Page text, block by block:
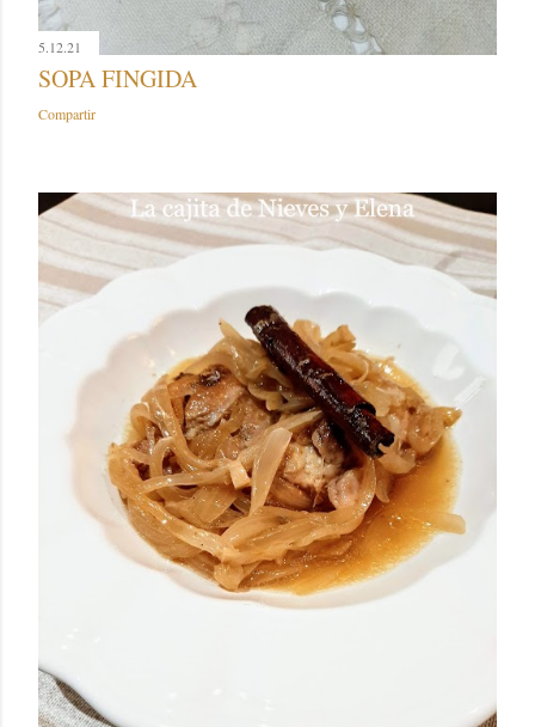
5.12.21
SOPA FINGIDA
Compartir